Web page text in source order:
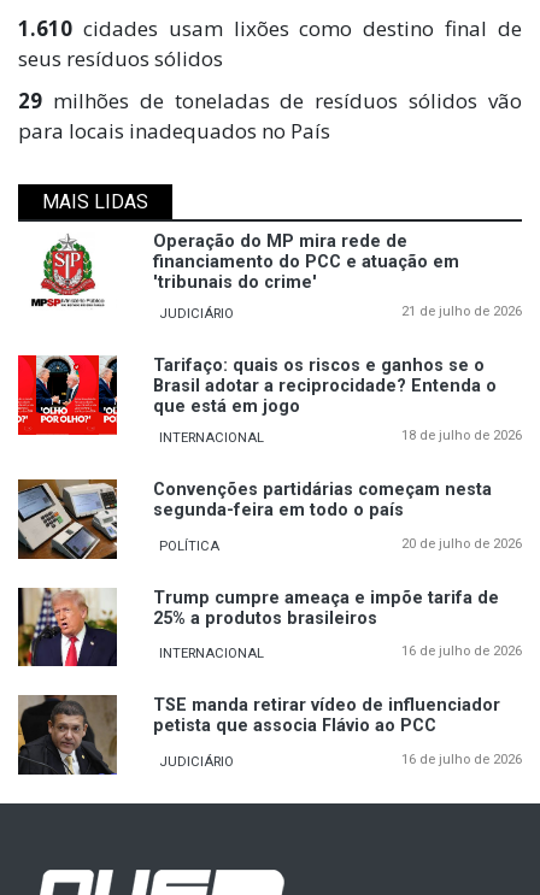
1.610 cidades usam lixões como destino final de
seus resíduos sólidos
29 milhões de toneladas de resíduos sólidos vão
para locais inadequados no País
MAIS LIDAS
Operação do MP mira rede de
financiamento do PCC e atuação em
'tribunais do crime'
JUDICIÁRIO 21 de julho de 2026
Tarifaço: quais os riscos e ganhos se o
Brasil adotar a reciprocidade? Entenda o
que está em jogo
INTERNACIONAL 18 de julho de 2026
Convenções partidárias começam nesta
segunda-feira em todo o país
POLÍTICA 20 de julho de 2026
Trump cumpre ameaça e impõe tarifa de
25% a produtos brasileiros
INTERNACIONAL 16 de julho de 2026
TSE manda retirar vídeo de influenciador
petista que associa Flávio ao PCC
JUDICIÁRIO 16 de julho de 2026